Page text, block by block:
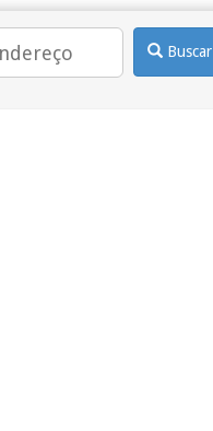
Buscar